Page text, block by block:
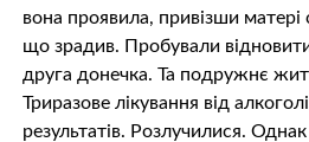
вона проявила, привізши матері
що зрадив. Пробували
друга донечка. Та подружнє
Триразове лiкування від
результатів. Розлучилися.